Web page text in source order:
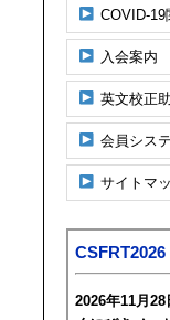
COVID-19
入会案内
英文校正
会員シス
サイトマ
CSFRT2026
2026年11月